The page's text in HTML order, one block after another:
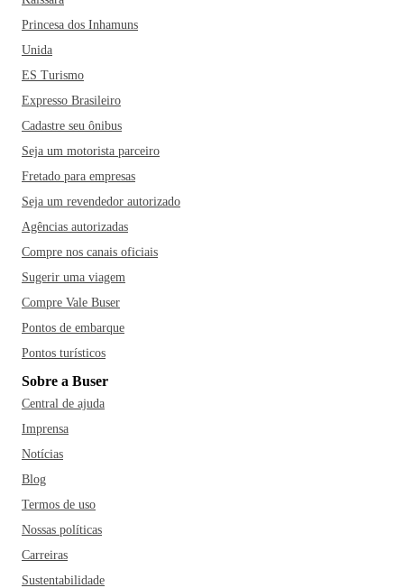
São Pedro, que possui diversas lojas de artesanato local.
Além dos pontos turísticos, a cidade também se destaca na
gastronomia. Você não pode deixar de conhecer os
restaurantes típicos da região, como o Barão Botequim, o
Kanoa Restaurante, o Sabor Goiano e o Kikão Restaurante.
para Dourados?
Princesa dos Inhamuns
Unida
ES Turismo
Expresso Brasileiro
Cadastre seu ônibus
Seja um motorista parceiro
Fretado para empresas
Seja um revendedor autorizado
Agências autorizadas
Compre nos canais oficiais
Sugerir uma viagem
Compre Vale Buser
Pontos de embarque
Pontos turísticos
Sobre a Buser
Central de ajuda
Imprensa
Notícias
Blog
Termos de uso
Nossas políticas
Carreiras
Sustentabilidade